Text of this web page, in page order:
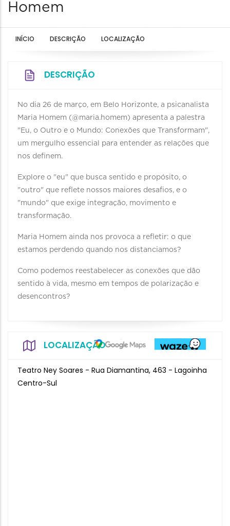
Homem
INÍCIO DESCRIÇÃO LOCALIZAÇÃO
DESCRIÇÃO
No dia 26 de março, em Belo Horizonte, a psicanalista
Maria Homem (@maria.homem) apresenta a palestra
"Eu, o Outro e o Mundo: Conexões que Transformam",
um mergulho essencial para entender as relações que
nos definem.
Explore o "eu" que busca sentido e propósito, o
"outro" que reflete nossos maiores desafios, e o
"mundo" que exige integração, movimento e
transformação.
Maria Homem ainda nos provoca a refletir: o que
estamos perdendo quando nos distanciamos?
Como podemos reestabelecer as conexões que dão
sentido à vida, mesmo em tempos de polarização e
desencontros?
LOCALIZAÇÃO
Teatro Ney Soares - Rua Diamantina, 463 - Lagoinha
Centro-Sul